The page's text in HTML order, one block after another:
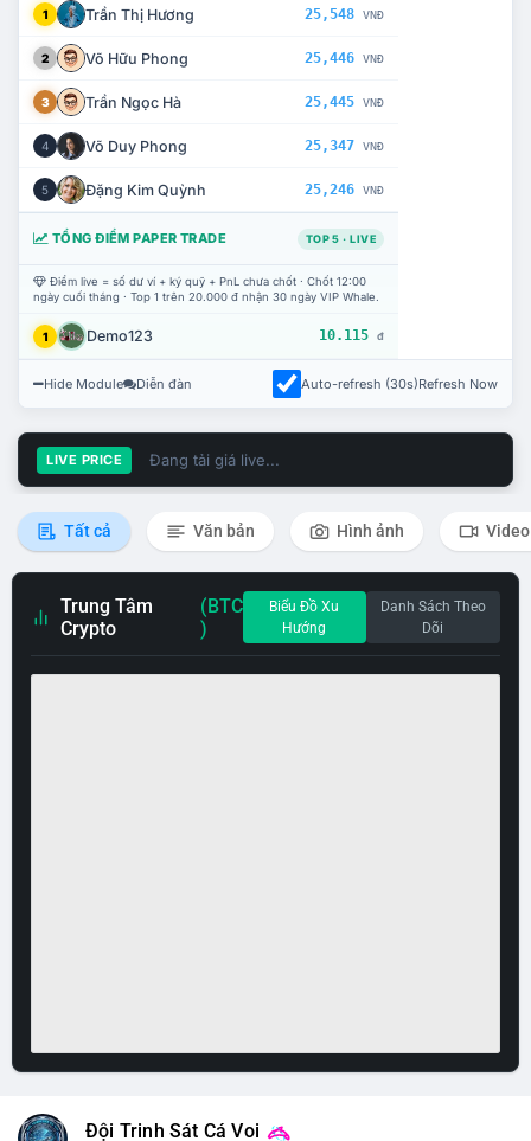
1 Trần Thị Hương 25,548 VNĐ
2 Võ Hữu Phong 25,446 VNĐ
3 Trần Ngọc Hà 25,445 VNĐ
4 Võ Duy Phong 25,347 VNĐ
5 Đặng Kim Quỳnh 25,246 VNĐ
TỔNG ĐIỂM PAPER TRADE TOP 5 · LIVE
Điểm live = số dư ví + ký quỹ + PnL chưa chốt · Chốt 12:00
ngày cuối tháng · Top 1 trên 20.000 đ nhận 30 ngày VIP Whale.
1 Demo123 10.115 đ
Hide Module Diễn đàn Auto-refresh (30s)Refresh Now
LIVE PRICE Đang tải giá live...
Tất cả Văn bản Hình ảnh Video
Trung Tâm
Crypto
(BTC
)
Biểu Đồ Xu
Hướng
Danh Sách Theo
Dõi
Đội Trinh Sát Cá Voi